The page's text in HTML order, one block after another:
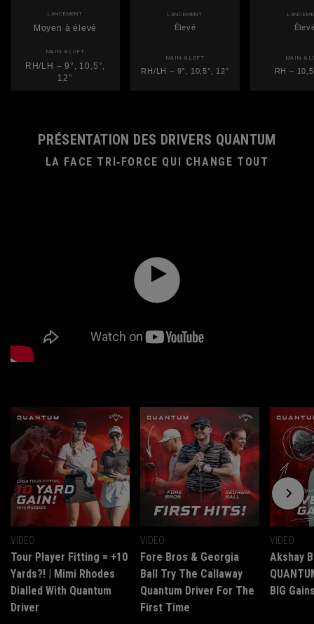
LANCEMENT
Moyen à élevé
LANCEMENT
Élevé
MAIN & LOFT
RH/LH – 9°, 10,5°,
12°
MAIN & LOFT
RH/LH – 9°, 10,5°, 12°
MAIN &
RH –
PRÉSENTATION DES DRIVERS QUANTUM
LA FACE TRI‑FORCE QUI CHANGE TOUT
VIDEO
Tour Player Fitting = +10
Yards?! | Mimi Rhodes
Dialled With Quantum
Driver
VIDEO
Fore Bros & Georgia
Ball Try The Callaway
Quantum Driver For The
First Time
VIDEO
Akshay
BIG